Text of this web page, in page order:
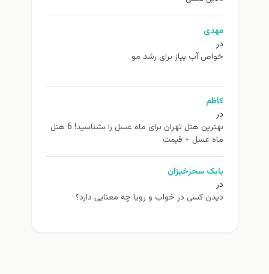
مهدی
در
خواص آب پیاز برای رشد مو
کاظم
در
بهترین هتل تهران برای ماه عسل را بشناسید! 6 هتل
ماه عسل + قیمت
بابک سحرخیزان
در
دیدن کسی در خواب و رویا چه معنایی دارد؟